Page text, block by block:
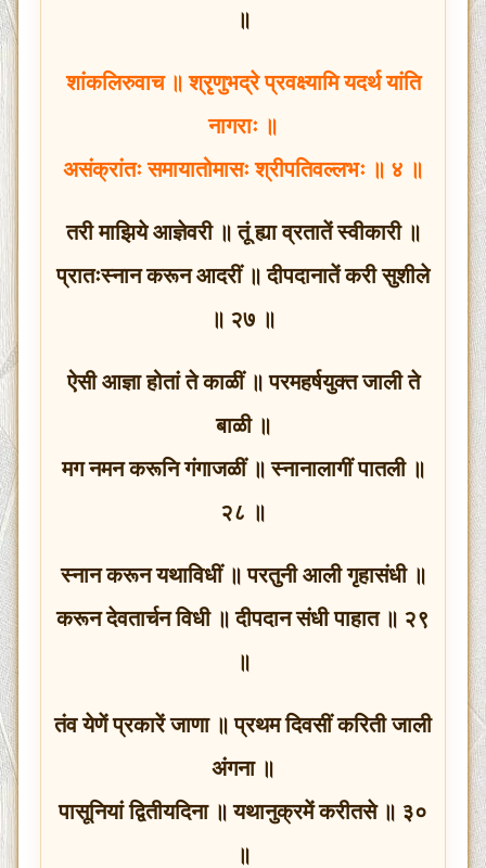
॥
शांकलिरुवाच ॥ श्रृणुभद्रे प्रवक्ष्यामि यदर्थ यांति
नागराः ॥
असंक्रांतः समायातोमासः श्रीपतिवल्लभः ॥ ४ ॥
तरी माझिये आज्ञेवरी ॥ तूं ह्या व्रतातें स्वीकारी ॥
प्रातःस्नान करून आदरीं ॥ दीपदानातें करी सुशीले
॥ २७ ॥
ऐसी आज्ञा होतां ते काळीं ॥ परमहर्षयुक्त जाली ते
बाळी ॥
मग नमन करूनि गंगाजळीं ॥ स्नानालागीं पातली ॥
२८ ॥
स्नान करून यथाविधीं ॥ परतुनी आली गृहासंधी ॥
करून देवतार्चन विधी ॥ दीपदान संधी पाहात ॥ २९
॥
तंव येणें प्रकारें जाणा ॥ प्रथम दिवसीं करिती जाली
अंगना ॥
पासूनियां द्वितीयदिना ॥ यथानुक्रमें करीतसे ॥ ३०
॥